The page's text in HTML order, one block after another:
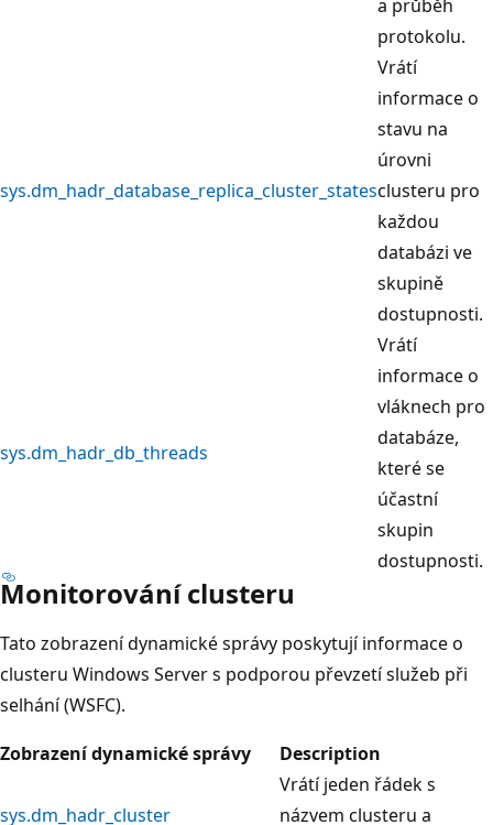
a průběh
protokolu.
sys.dm_hadr_database_replica_cluster_states
Vrátí
informace o
stavu na
úrovni
clusteru pro
každou
databázi ve
skupině
dostupnosti.
sys.dm_hadr_db_threads
Vrátí
informace o
vláknech pro
databáze,
které se
účastní
skupin
dostupnosti.
Monitorování clusteru
Tato zobrazení dynamické správy poskytují informace o
clusteru Windows Server s podporou převzetí služeb při
selhání (WSFC).
Zobrazení dynamické správy
Description
sys.dm_hadr_cluster
Vrátí jeden řádek s
názvem clusteru a